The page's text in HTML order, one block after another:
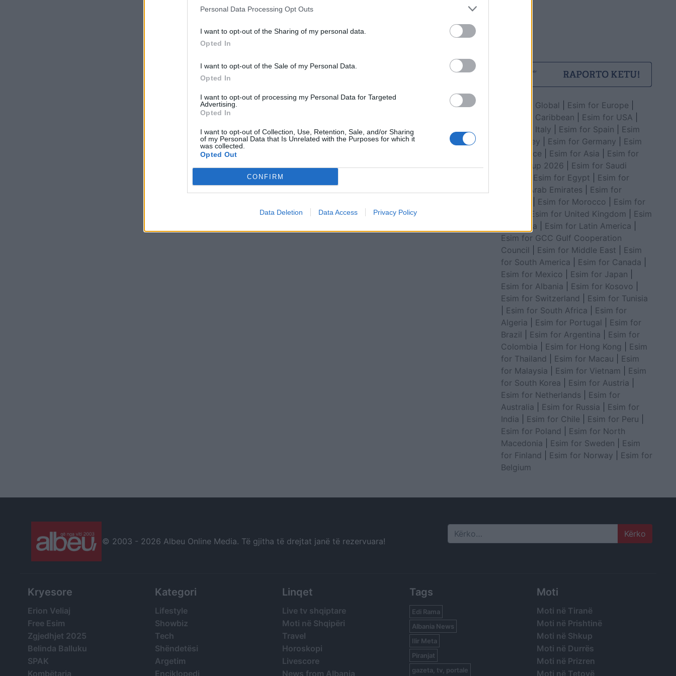
Personal Data Processing Opt Outs
I want to opt-out of the Sharing of my personal data.
Opted In
I want to opt-out of the Sale of my Personal Data.
Opted In
I want to opt-out of processing my Personal Data for Targeted
Advertising.
Opted In
I want to opt-out of Collection, Use, Retention, Sale, and/or Sharing
of my Personal Data that Is Unrelated with the Purposes for which it
was collected.
Opted Out
CONFIRM
Data Deletion Data Access Privacy Policy
Esim for Global Esim for Europe
Esim for Caribbean
Esim for USA
Esim for Italy
Esim for Spain
Esim
for Turkey
Esim for Germany
Esim
for Greece
Esim for Asia
Esim for
World Cup 2026
Esim for Saudi
Esim for Egypt
Esim for
United Arab Emirates
Esim for
Esim for Morocco
Esim for
Esim for United Kingdom
Esim
for Africa
Esim for Latin America
Esim for GCC Gulf Cooperation
Council
Esim for Middle East
Esim
for South America
Esim for Canada
Esim for Mexico
Esim for Japan
Esim for Albania
Esim for Kosovo
Esim for Switzerland
Esim for Tunisia
Esim for South Africa
Esim for
Algeria
Esim for Portugal
Esim for
Brazil
Esim for Argentina
Esim for
Colombia
Esim for Hong Kong
Esim
for Thailand
Esim for Macau
Esim
for Malaysia
Esim for Vietnam
Esim
for South Korea
Esim for Austria
Esim for Netherlands
Esim for
Australia
Esim for Russia
Esim for
India
Esim for Chile Esim for Peru
Esim for Poland
Esim for North
Macedonia
Esim for Sweden
Esim
for Finland
Esim for Norway
Esim for
Belgium
© 2003 - 2026 Albeu Online Media. Të gjitha të drejtat janë të rezervuara! Search
Kryesore
Erion Veliaj
Free Esim
Zgjedhjet 2025
Belinda Balluku
SPAK
Kombëtarja
Kategori
Lifestyle
Showbiz
Tech
Shëndetësi
Argetim
Enciklopedi
Linqet
Live tv shqiptare
Moti në Shqipëri
Travel
Horoskopi
Livescore
News from Albania
Tags
Edi Rama
Albania News
Ilir Meta
Piranjat
gazeta, tv, portale
Moti
Moti në Tiranë
Moti në Prishtinë
Moti në Shkup
Moti në Durrës
Moti në Prizren
Moti në Tetovë